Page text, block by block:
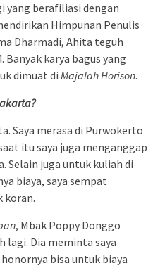
yang berafiliasi dengan
Himpunan Penulis
Dharmadi, Ahita teguh
karya bagus yang
dimuat di Majalah Horison.
Saya merasa di Purwokerto
itu saya juga menganggap
Selain juga untuk kuliah di
biaya, saya sempat
koran.
, Mbak Poppy Donggo
lagi. Dia meminta saya
bisa untuk biaya